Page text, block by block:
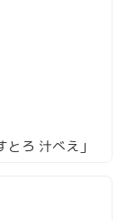
ろ 汁べえ」